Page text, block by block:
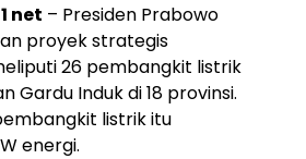
net – Presiden Prabowo
proyek strategis
26 pembangkit listrik
Gardu Induk di 18 provinsi.
listrik itu
energi.